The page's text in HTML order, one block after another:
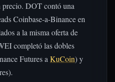
precio. DOT contó una
Coinbase-a-Binance en
a la misma oferta de
completó las dobles
Futures a KuCoin) y